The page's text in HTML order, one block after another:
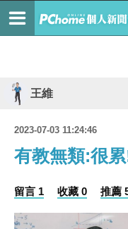
王維
2023-07-03 11:24:46
有教無類:很
留言 1 收藏 0 推薦